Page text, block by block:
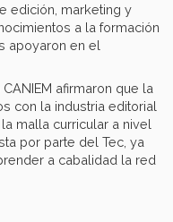
edición, marketing y
a la formación
apoyaron en el
afirmaron que la
con la industria editorial
malla curricular a nivel
por parte del Tec, ya
a cabalidad la red